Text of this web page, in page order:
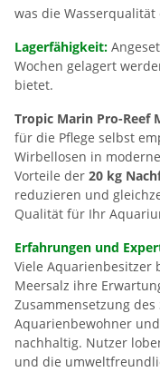
was die
Lagerfähigkeit:
Wochen gelagert
bietet.
Tropic Marin Pro-Reef
für die Pflege selbst
Wirbellosen in
Vorteile der 20 kg
reduzieren und
Qualität für Ihr
Erfahrungen und
Viele Aquarienbesitzer
Meersalz ihre
Zusammensetzung
Aquarienbewohner
nachhaltig. Nutzer
und die